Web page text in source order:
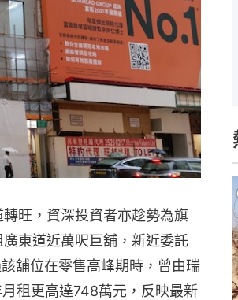
旺，資深投資者亦趁勢為旗
東道近萬呎巨舖，新近委託
舖位在零售高峰期時，曾由瑞
租更高達748萬元，反映最新